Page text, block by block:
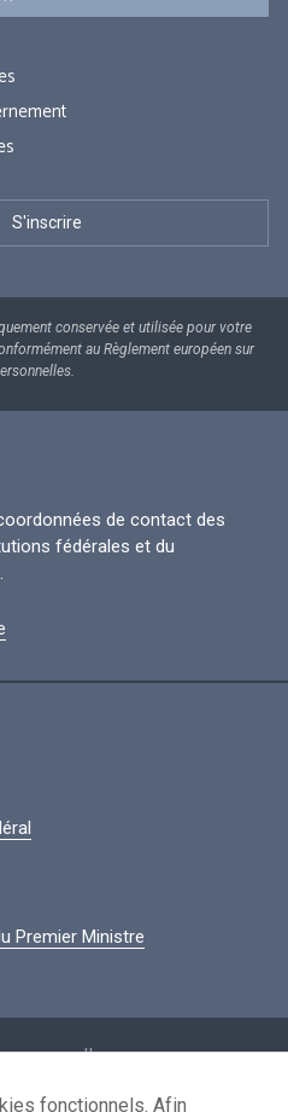
conservée et utilisée pour votre
au Règlement européen sur
de contact des
fédérales et du
Premier Ministre
réutilisation
fonctionnels. Afin